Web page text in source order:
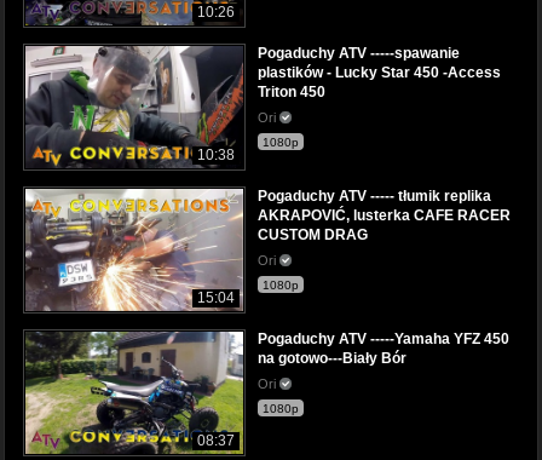
10:26
10:38
Pogaduchy ATV -----spawanie
plastików - Lucky Star 450 -Access
Triton 450
Ori
1080p
15:04
Pogaduchy ATV ----- tłumik replika
AKRAPOVIĆ, lusterka CAFE RACER
CUSTOM DRAG
Ori
1080p
08:37
Pogaduchy ATV -----Yamaha YFZ 450
na gotowo---Biały Bór
Ori
1080p